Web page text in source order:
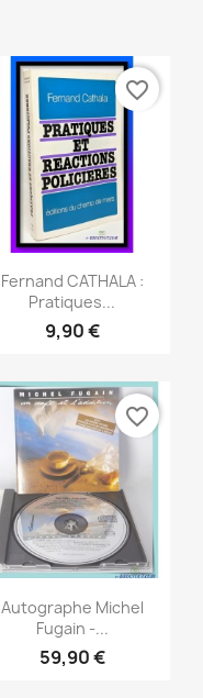
Aperçu rapide
Fernand CATHALA :
Pratiques...
9,90 €
favorite_border
Aperçu rapide
Autographe Michel
Fugain -...
59,90 €
favorite_border